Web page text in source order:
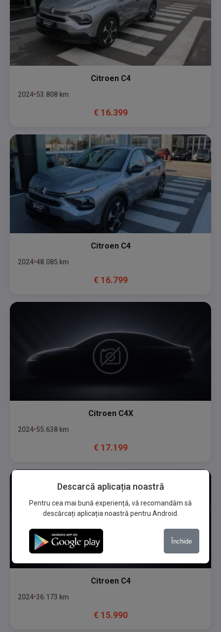
Citroen C4
2024 53.808 km
€ 16.399
Citroen C4
2024 48.085 km
€ 16.799
Citroen C4X
2024 55.638 km
€ 17.199
Citroen C4
2024 36.173 km
€ 15.990
Descarcă aplicația noastră
Pentru cea mai bună experiență, vă recomandăm să
descărcați aplicația noastră pentru Android.
Închide